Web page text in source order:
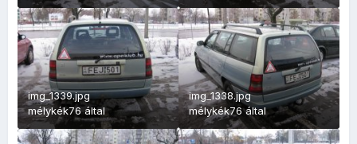
img_1339.jpg
mélykék76által
img_1338.jpg
mélykék76által